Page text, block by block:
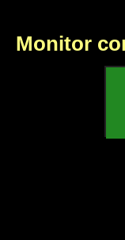
Monitor